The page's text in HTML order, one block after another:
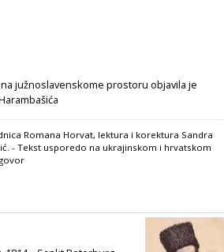
južnoslavenskome prostoru objavila je
Romana Horvat, lektura i korektura Sandra
- Tekst usporedo na ukrajinskom i hrvatskom